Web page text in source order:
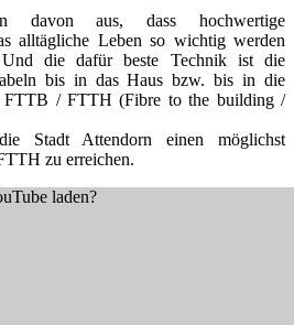
davon aus, dass hochwertige
alltägliche Leben so wichtig werden
die dafür beste Technik ist die
bis in das Haus bzw. bis in die
FTTB / FTTH (Fibre to the building /
Stadt Attendorn einen möglichst
zu erreichen.
laden?